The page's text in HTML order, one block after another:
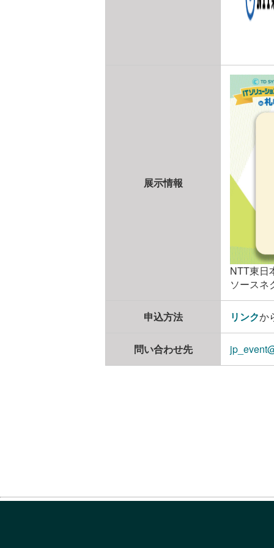
展示情報
NTT東日
ソースネ
申込方法 リンクか
問い合わせ先